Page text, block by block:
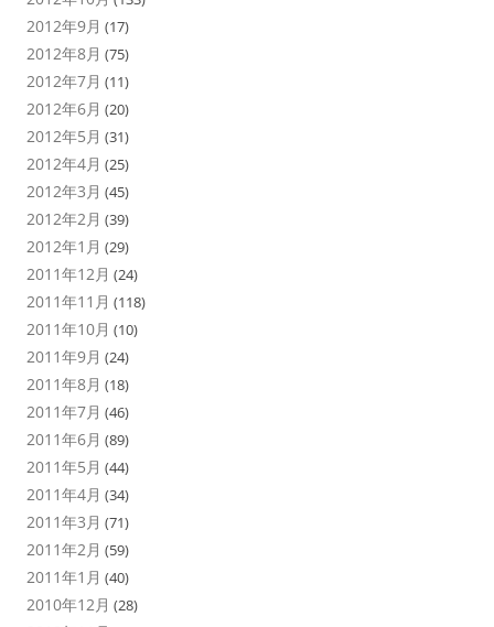
2012年9月 (17)
2012年8月 (75)
2012年7月 (11)
2012年6月 (20)
2012年5月 (31)
2012年4月 (25)
2012年3月 (45)
2012年2月 (39)
2012年1月 (29)
2011年12月 (24)
2011年11月 (118)
2011年10月 (10)
2011年9月 (24)
2011年8月 (18)
2011年7月 (46)
2011年6月 (89)
2011年5月 (44)
2011年4月 (34)
2011年3月 (71)
2011年2月 (59)
2011年1月 (40)
2010年12月 (28)